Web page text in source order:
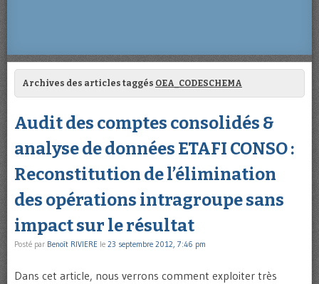
Archives des articles taggés OEA_CODESCHEMA
Audit des comptes consolidés &
analyse de données ETAFI CONSO :
Reconstitution de l’élimination
des opérations intragroupe sans
impact sur le résultat
Posté par Benoît RIVIERE le 23 septembre 2012, 7:46 pm
Dans cet article, nous verrons comment exploiter très